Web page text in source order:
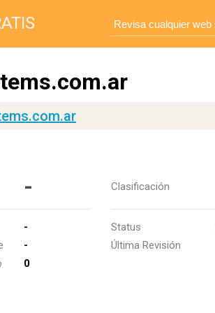
-
-
-
0
Clasificación
Status
Última Revisión